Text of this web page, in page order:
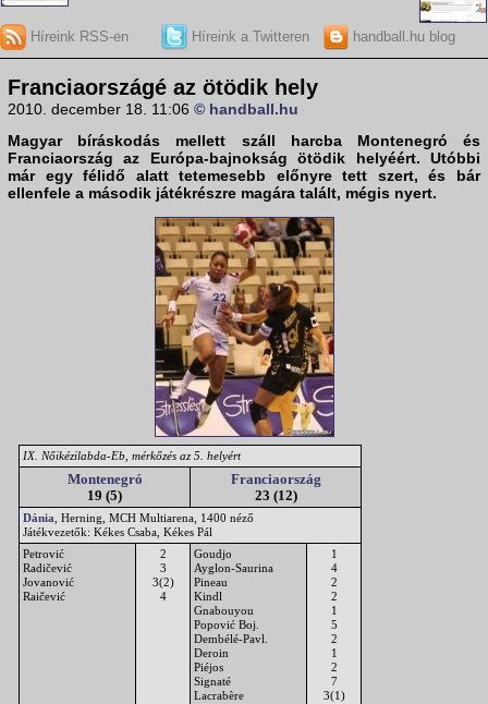
Híreink RSS-en Híreink a Twitteren handball.hu blog
Franciaországé az ötödik hely
2010. december 18. 11:06 © handball.hu
Magyar bíráskodás mellett száll harcba Montenegró és
Franciaország az Európa-bajnokság ötödik helyéért. Utóbbi
már egy félidő alatt tetemesebb előnyre tett szert, és bár
ellenfele a második játékrészre magára talált, mégis nyert.
IX. Nőikézilabda-Eb, mérkőzés az 5. helyért
Montenegró
19 (5)
Franciaország
23 (12)
Dánia , Herning, MCH Multiarena, 1400 néző
Játékvezetők: Kékes Csaba, Kékes Pál
Petrović
Radičević
Jovanović
Raičević
2
3
3(2)
4
Goudjo
Ayglon-Saurina
Pineau
Kindl
Gnabouyou
Popović Boj.
Dembélé-Pavl.
Deroin
Piéjos
Signaté
Lacrabère
1
4
2
2
1
5
2
1
2
7
3(1)